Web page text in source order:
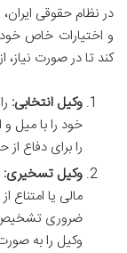
در نظام حقوقی
و اختیارات خاص
کند تا در صورت
وکیل انتخابی:
خود را با میل و
را برای دفاع
وکیل تسخیری:
مالی یا
ضروری تشخیص
وکیل را به